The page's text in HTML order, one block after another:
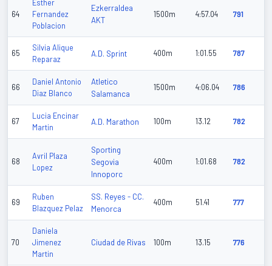
64
Esther
Fernandez
Poblacion
Ezkerraldea
AKT
1500m 4:57.04 791
65
Silvia Alique
Reparaz
A.D. Sprint 400m 1:01.55 787
66
Daniel Antonio
Diaz Blanco
Atletico
Salamanca
1500m 4:06.04 786
67
Lucia Encinar
Martin
A.D. Marathon 100m 13.12 782
68
Avril Plaza
Lopez
Sporting
Segovia
Innoporc
400m 1:01.68 782
69
Ruben
Blazquez Pelaz
SS. Reyes - CC.
Menorca
400m 51.41 777
70
Daniela
Jimenez
Martin
Ciudad de Rivas 100m 13.15 776